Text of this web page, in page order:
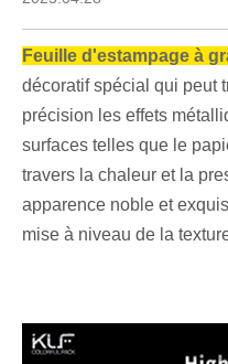
Feuille d'estampage à
décoratif spécial qui peut
précision les effets
surfaces telles que le
travers la chaleur et la
apparence noble et
mise à niveau de la